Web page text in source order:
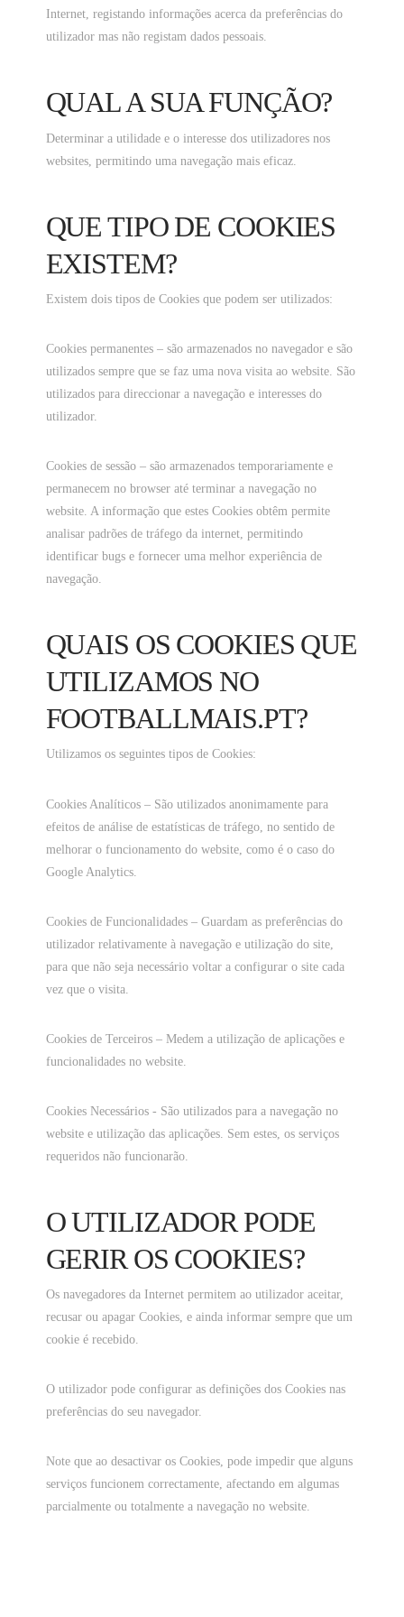
Internet, registando informações acerca da preferências do
utilizador mas não registam dados pessoais.
QUAL A SUA FUNÇÃO?
Determinar a utilidade e o interesse dos utilizadores nos
websites, permitindo uma navegação mais eficaz.
QUE TIPO DE COOKIES
EXISTEM?
Existem dois tipos de Cookies que podem ser utilizados:
Cookies permanentes – são armazenados no navegador e são
utilizados sempre que se faz uma nova visita ao website. São
utilizados para direccionar a navegação e interesses do
utilizador.
Cookies de sessão – são armazenados temporariamente e
permanecem no browser até terminar a navegação no
website. A informação que estes Cookies obtêm permite
analisar padrões de tráfego da internet, permitindo
identificar bugs e fornecer uma melhor experiência de
navegação.
QUAIS OS COOKIES QUE
UTILIZAMOS NO
FOOTBALLMAIS.PT?
Utilizamos os seguintes tipos de Cookies:
Cookies Analíticos – São utilizados anonimamente para
efeitos de análise de estatísticas de tráfego, no sentido de
melhorar o funcionamento do website, como é o caso do
Google Analytics.
Cookies de Funcionalidades – Guardam as preferências do
utilizador relativamente à navegação e utilização do site,
para que não seja necessário voltar a configurar o site cada
vez que o visita.
Cookies de Terceiros – Medem a utilização de aplicações e
funcionalidades no website.
Cookies Necessários - São utilizados para a navegação no
website e utilização das aplicações. Sem estes, os serviços
requeridos não funcionarão.
O UTILIZADOR PODE
GERIR OS COOKIES?
Os navegadores da Internet permitem ao utilizador aceitar,
recusar ou apagar Cookies, e ainda informar sempre que um
cookie é recebido.
O utilizador pode configurar as definições dos Cookies nas
preferências do seu navegador.
Note que ao desactivar os Cookies, pode impedir que alguns
serviços funcionem correctamente, afectando em algumas
parcialmente ou totalmente a navegação no website.